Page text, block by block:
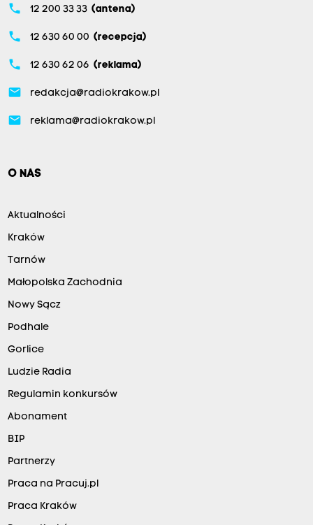
phone 12 200 33 33 (antena)
phone 12 630 60 00 (recepcja)
phone 12 630 62 06 (reklama)
email redakcja@radiokrakow.pl
email reklama@radiokrakow.pl
O NAS
Aktualności
Kraków
Tarnów
Małopolska Zachodnia
Nowy Sącz
Podhale
Gorlice
Ludzie Radia
Regulamin konkursów
Abonament
BIP
Partnerzy
Praca na Pracuj.pl
Praca Kraków